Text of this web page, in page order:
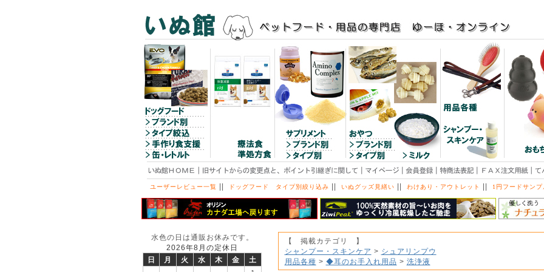
ユーザーレビュー一覧 || ドッグフード タイプ別絞り込み || いぬグッズ見繕い || わけあり・アウトレット || 1円フードサンプ
水色の日は通販お休みです。
2026年8月の定休日
日
月 火 水 木 金
土
【 掲載カテゴリ 】
シャンプー・スキンケア > シュアリンプウ
用品各種 > ◆耳のお手入れ用品 > 洗浄液